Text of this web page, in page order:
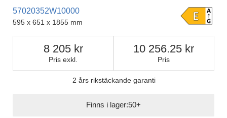
57020352W10000
595 x 651 x 1855 mm
Pris exkl.
8 205
Pris
10 256.25
2 års rikstäckande garanti
Finns i lager:50+